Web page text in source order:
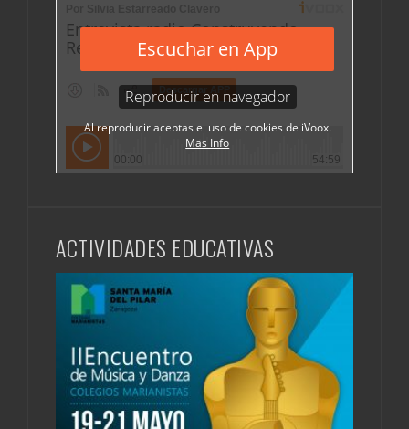
ACTIVIDADES EDUCATIVAS